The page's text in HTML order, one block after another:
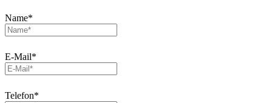
Name*
E-Mail*
Telefon*